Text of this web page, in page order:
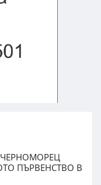
ЧЕРНОМОРЕЦ
ПЪРВЕНСТВО В